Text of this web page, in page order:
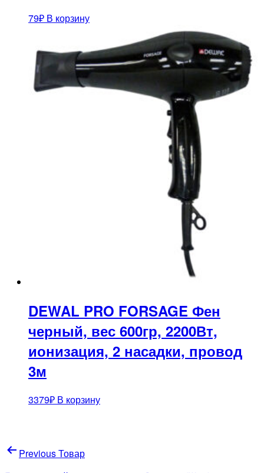
79₽ В корзину
DEWAL PRO FORSAGE Фен
черный, вес 600гр, 2200Вт,
ионизация, 2 насадки, провод
3м
3379₽ В корзину
Навигация
Previous Товар